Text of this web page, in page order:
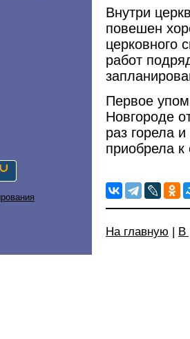
Внутри
повешен
церковного
работ
Первое
Новгороде
раз горела
приобрела к
На главную | В